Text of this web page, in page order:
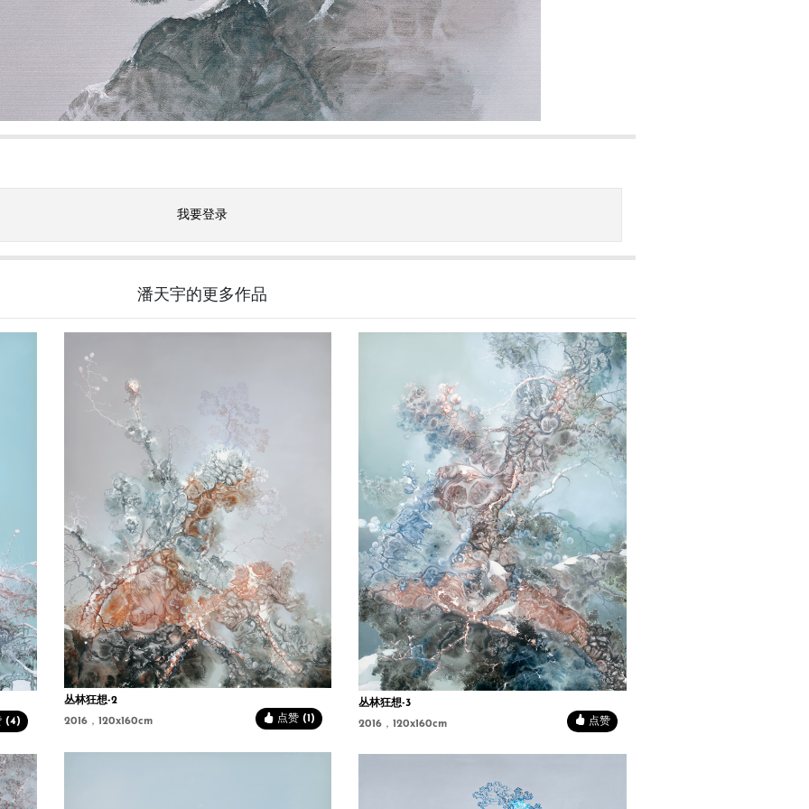
我要登录
潘天宇的更多作品
(4)
丛林狂想-2
2016，120x160cm
点赞 (1)
丛林狂想-3
2016，120x160cm
点赞